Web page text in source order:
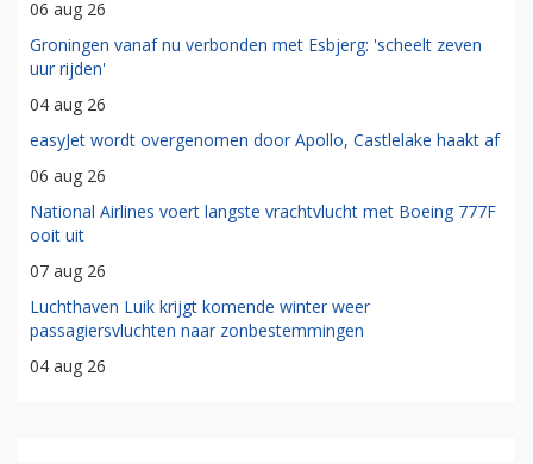
06 aug 26
Groningen vanaf nu verbonden met Esbjerg: 'scheelt zeven
uur rijden'
04 aug 26
easyJet wordt overgenomen door Apollo, Castlelake haakt af
06 aug 26
National Airlines voert langste vrachtvlucht met Boeing 777F
ooit uit
07 aug 26
Luchthaven Luik krijgt komende winter weer
passagiersvluchten naar zonbestemmingen
04 aug 26